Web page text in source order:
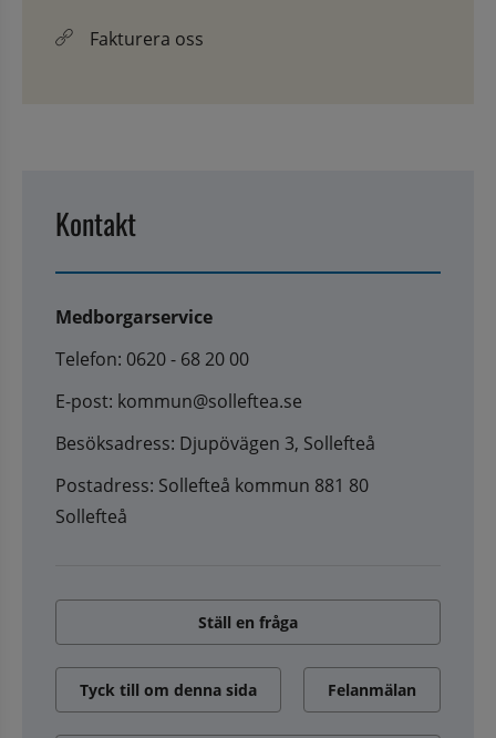
Fakturera oss
Kontakt
Medborgarservice
Telefon: 0620 - 68 20 00
E-post: kommun@solleftea.se
Besöksadress: Djupövägen 3, Sollefteå
Postadress: Sollefteå kommun 881 80
Sollefteå
Ställ en fråga
Tyck till om denna sida Felanmälan